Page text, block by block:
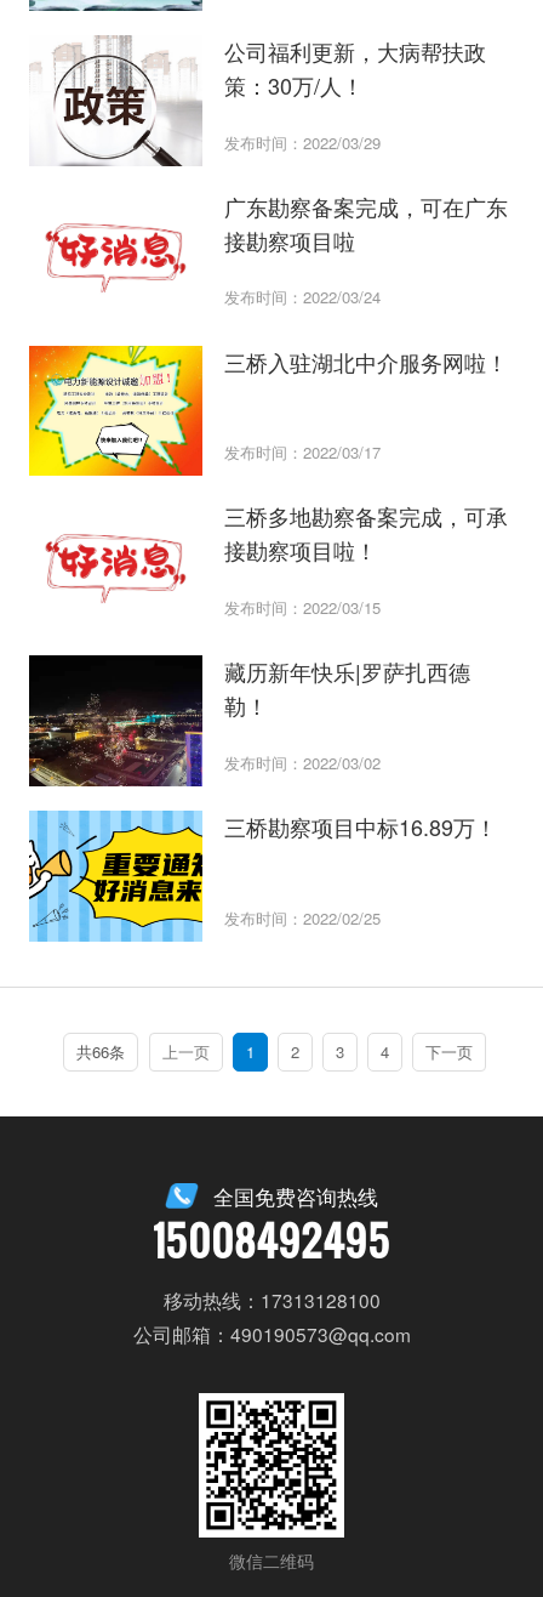
公司福利更新，大病帮扶政
策：30万/人！
发布时间：2022/03/29
广东勘察备案完成，可在广东
接勘察项目啦
发布时间：2022/03/24
三桥入驻湖北中介服务网啦！
发布时间：2022/03/17
三桥多地勘察备案完成，可承
接勘察项目啦！
发布时间：2022/03/15
藏历新年快乐|罗萨扎西德
勒！
发布时间：2022/03/02
三桥勘察项目中标16.89万！
发布时间：2022/02/25
共66条 上一页 1 2 3 4 下一页
全国免费咨询热线
15008492495
移动热线：17313128100
公司邮箱：490190573@qq.com
微信二维码